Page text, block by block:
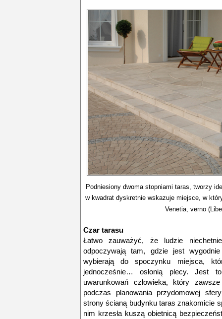
Podniesiony dwoma stopniami taras, tworzy
w kwadrat dyskretnie wskazuje miejsce, w
Venetia, verno
Czar tarasu
Łatwo zauważyć, że ludzie
odpoczywają tam, gdzie jest
wybierają do spoczynku miejsca,
jednocześnie… osłonią plecy. Jest
uwarunkowań człowieka, który
podczas planowania przydomowej
strony ścianą budynku taras znakomicie
nim krzesła kuszą obietnicą